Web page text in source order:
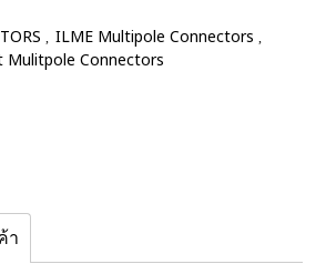
, ILME Multipole Connectors ,
Mulitpole Connectors
า